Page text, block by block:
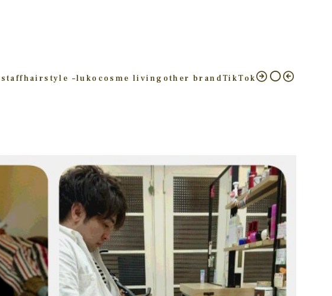
staffhairstyle –luko cosme living other brandTikTok